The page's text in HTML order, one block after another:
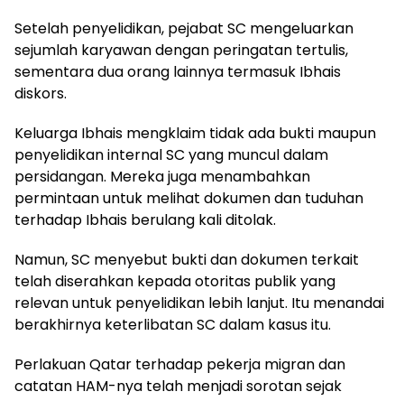
Setelah penyelidikan, pejabat SC mengeluarkan
sejumlah karyawan dengan peringatan tertulis,
sementara dua orang lainnya termasuk Ibhais
diskors.
Keluarga Ibhais mengklaim tidak ada bukti maupun
penyelidikan internal SC yang muncul dalam
persidangan. Mereka juga menambahkan
permintaan untuk melihat dokumen dan tuduhan
terhadap Ibhais berulang kali ditolak.
Namun, SC menyebut bukti dan dokumen terkait
telah diserahkan kepada otoritas publik yang
relevan untuk penyelidikan lebih lanjut. Itu menandai
berakhirnya keterlibatan SC dalam kasus itu.
Perlakuan Qatar terhadap pekerja migran dan
catatan HAM-nya telah menjadi sorotan sejak